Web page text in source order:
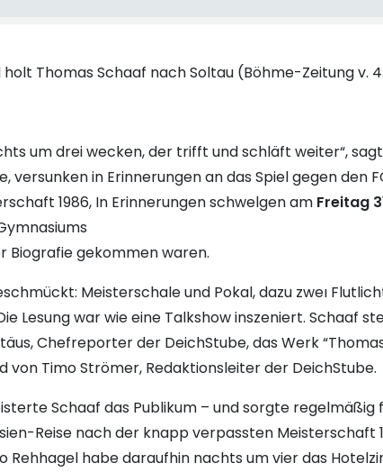
Thomas Schaaf nach Soltau (Böhme-Zeitung v.
um drei wecken, der trifft und schläft weiter“,
versunken in Erinnerungen an das Spiel gegen den
1986, In Erinnerungen schwelgen am Freitag
Biografie gekommen waren.
Meisterschale und Pokal, dazu zweı
Lesung war wie eine Talkshow inszeniert. Schaaf
Chefreporter der DeichStube, das Werk
von Timo Strömer, Redaktionsleiter der DeichStube.
Schaaf das Publikum – und sorgte regelmäßig
Reise nach der knapp verpassten Meisterschaft
Rehhagel habe daraufhin nachts um vier das